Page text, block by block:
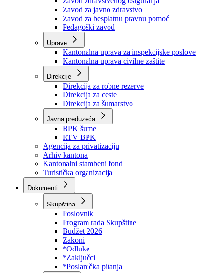
Kantonalna bolnica
Zavodi
Zavod zdravstvenog osiguranja
Zavod za javno zdravstvo
Zavod za besplatnu pravnu pomoć
Pedagoški zavod
Kantonalna uprava za inspekcijske poslove
Kantonalna uprava civilne zaštite
Direkcije
Direkcija za robne rezerve
Direkcija za ceste
Direkcija za šumarstvo
Javna preduzeća
BPK šume
RTV BPK
Agencija za privatizaciju
Arhiv kantona
Kantonalni stambeni fond
Turistička organizacija
Dokumenti
Skupština
Poslovnik
Program rada Skupštine
Budžet 2026
Zakoni